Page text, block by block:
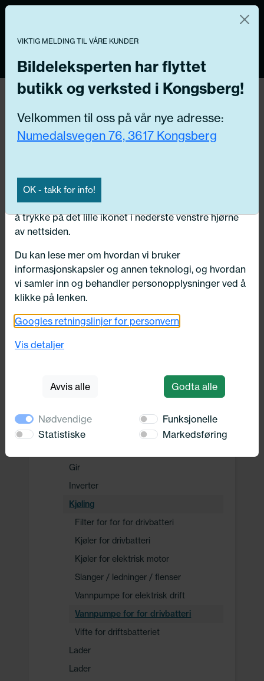
Få riktig del til bilen din ved å legge inn
N
Velg kjøretøy
Drivverk
Clutch
Fjæring / demping
Drivbatteri
Gir
Inverter
Kjøling
Filter for for for drivbatteri
Kjøler for drivbatteri
Kjøler for elektrisk motor
Slanger / ledninger / flenser
Vannpumpe for elektrisk drift
Vannpumpe for for drivbatteri
Vifte for driftsbatteriet
Lader
Lader
Vi og våre forretningspartnere bruker teknologier,
inkludert informasjonskapsler/«cookies» til å samle
informasjon om deg for forskjellige formål, inkludert:
Funksjonelle, Statistiske, Markedsføring
Ved å trykke «Godta» gir du din tillatelse til alle disse
formålene. Du kan også velge formålet du vil
innstillingene».
Du kan trekke tilbake samtykket ditt til enhver tid ved
å trykke på det lille ikonet i nederste venstre hjørne
av nettsiden.
Du kan lese mer om hvordan vi bruker
informasjonskapsler og annen teknologi, og hvordan
vi samler inn og behandler personopplysninger ved å
klikke på lenken.
Googles retningslinjer for personvern
Vis detaljer
Avvis alle Godta alle
Nødvendige
Funksjonelle
Statistiske
Markedsføring
VIKTIG MELDING TIL VÅRE KUNDER
Bildeleksperten har flyttet
butikk og verksted i Kongsberg!
Velkommen til oss på vår nye adresse:
Numedalsvegen 76, 3617 Kongsberg
OK - takk for info!